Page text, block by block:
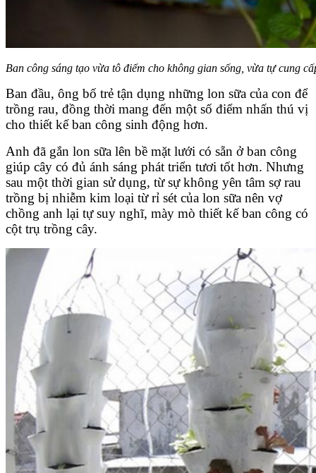
Ban công sáng tạo vừa tô điểm cho không gian sống, vừa tự cung
Ban đầu, ông bố trẻ tận dụng những lon sữa của con để
trồng rau, đồng thời mang đến một số điểm nhấn thú vị
cho thiết kế ban công sinh động hơn.
Anh đã gắn lon sữa lên bề mặt lưới có sẵn ở ban công
giúp cây có đủ ánh sáng phát triển tươi tốt hơn. Nhưng
sau một thời gian sử dụng, từ sự không yên tâm sợ rau
trồng bị nhiễm kim loại từ rỉ sét của lon sữa nên vợ
chồng anh lại tự suy nghĩ, mày mò thiết kế ban công có
cột trụ trồng cây.